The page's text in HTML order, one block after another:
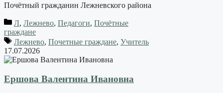
Почётный гражданин Лежневского района
Л, Лежнево, Педагоги, Почётные
граждане
Лежнево, Почетные граждане, Учитель
17.07.2026
Ершова Валентина Ивановна